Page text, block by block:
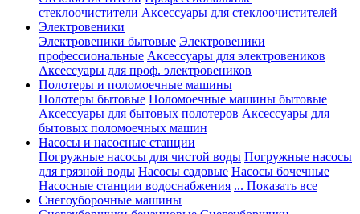
стеклоочистители Аксессуары для стеклоочистителей
Электровеники
Электровеники бытовые Электровеники
профессиональные Аксессуары для электровеников
Аксессуары для проф. электровеников
Полотеры и поломоечные машины
Полотеры бытовые Поломоечные машины бытовые
Аксессуары для бытовых полотеров Аксессуары для
бытовых поломоечных машин
Насосы и насосные станции
Погружные насосы для чистой воды Погружные насосы
для грязной воды Насосы садовые Насосы бочечные
Насосные станции водоснабжения ... Показать все
Снегоуборочные машины